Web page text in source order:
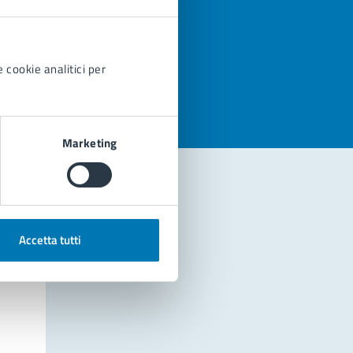
cookie analitici per
Marketing
Accetta tutti